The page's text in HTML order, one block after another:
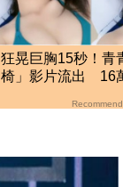
狂晃巨胸15秒！青
椅」影片流出 16